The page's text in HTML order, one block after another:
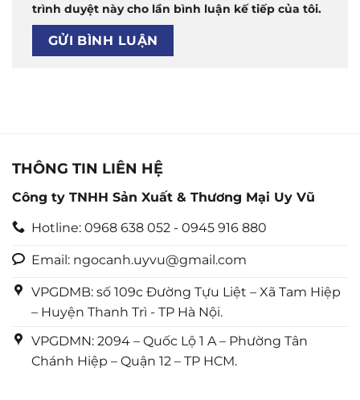
trình duyệt này cho lần bình luận kế tiếp của tôi.
THÔNG TIN LIÊN HỆ
Công ty TNHH Sản Xuất & Thương Mại Uy Vũ
Hotline: 0968 638 052 - 0945 916 880
Email: ngocanh.uyvu@gmail.com
VPGDMB: số 109c Đường Tựu Liệt – Xã Tam Hiệp
– Huyện Thanh Trì - TP Hà Nội.
VPGDMN: 2094 – Quốc Lộ 1 A – Phường Tân
Chánh Hiệp – Quận 12 – TP HCM.